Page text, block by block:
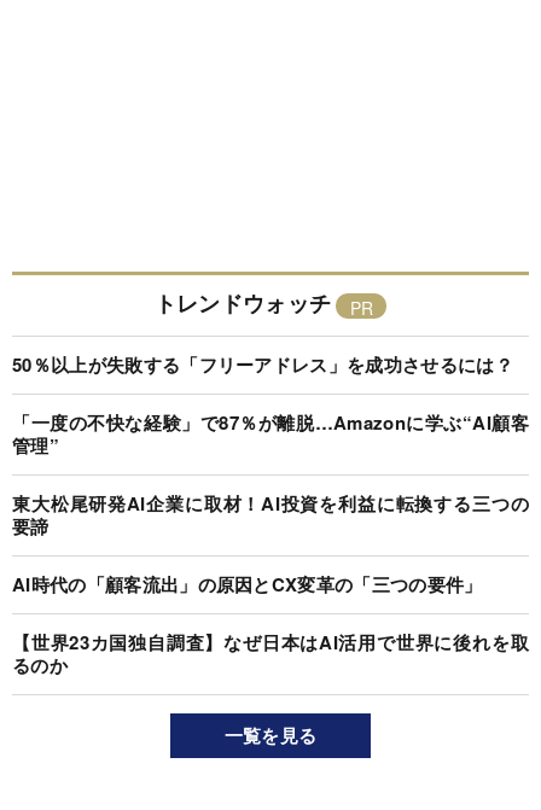
トレンドウォッチ
50％以上が失敗する「フリーアドレス」を成功させるには？
「一度の不快な経験」で87％が離脱…Amazonに学ぶ“AI顧客
管理”
東大松尾研発AI企業に取材！AI投資を利益に転換する三つの
要諦
AI時代の「顧客流出」の原因とCX変革の「三つの要件」
【世界23カ国独自調査】なぜ日本はAI活用で世界に後れを取
るのか
一覧を見る